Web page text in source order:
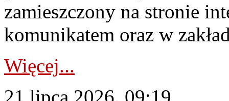
zamieszczony na stronie
komunikatem oraz w
Więcej...